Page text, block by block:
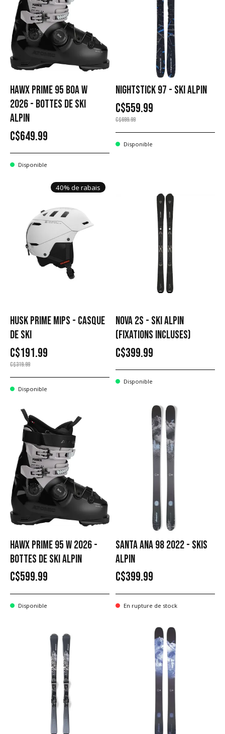
HAWX PRIME 95 BOA W
2026 - BOTTES DE SKI
ALPIN
C$649.99
Disponible
NIGHTSTICK 97 - SKI ALPIN
C$559.99
C$699.99
Disponible
40% de rabais
HUSK PRIME MIPS - CASQUE
DE SKI
C$191.99
C$319.99
Disponible
NOVA 2S - SKI ALPIN
(FIXATIONS INCLUSES)
C$399.99
Disponible
HAWX PRIME 95 W 2026 -
BOTTES DE SKI ALPIN
C$599.99
Disponible
SANTA ANA 98 2022 - SKIS
ALPIN
C$399.99
En rupture de stock